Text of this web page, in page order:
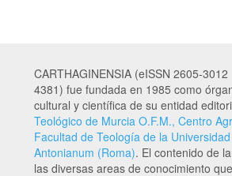
CARTHAGINENSIA (eISSN 2605-
4381) fue fundada en 1985 como
cultural y científica de su entidad
Teológico de Murcia O.F.M., Centro
Facultad de Teología de la
Antonianum (Roma). El contenido de
las diversas areas de conocimiento